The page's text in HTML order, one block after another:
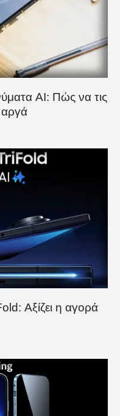
AI: Πώς να τις
αργά
Αξίζει η αγορά